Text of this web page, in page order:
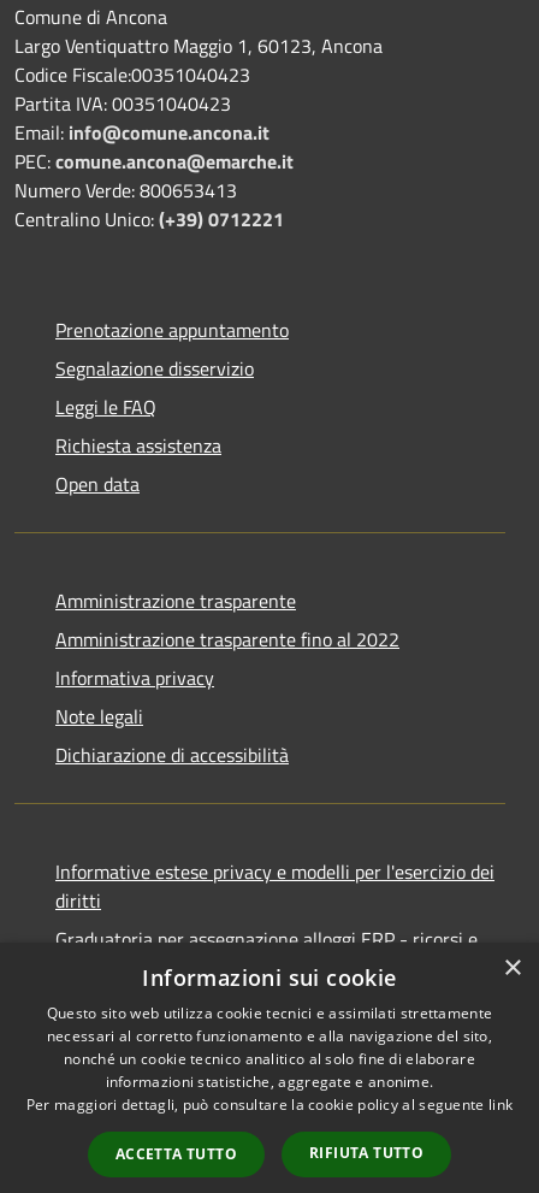
Comune di Ancona
Largo Ventiquattro Maggio 1, 60123, Ancona
Codice Fiscale:00351040423
Partita IVA: 00351040423
Email: info@comune.ancona.it
PEC:comune.ancona@emarche.it
Numero Verde: 800653413
Centralino Unico:(+39) 0712221
Prenotazione appuntamento
Segnalazione disservizio
Leggi le FAQ
Richiesta assistenza
Open data
Amministrazione trasparente
Amministrazione trasparente fino al 2022
Informativa privacy
Note legali
Dichiarazione di accessibilità
Informative estese privacy e modelli per l'esercizio dei
diritti
Graduatoria per assegnazione alloggi ERP - ricorsi e
Accessibilità
Copyright © 2026 • Comune di
Ancona • Powered by
Municipium•
Accesso
redazione
×
Informazioni sui cookie
Questo sito web utilizza cookie tecnici e assimilati strettamente
necessari al corretto funzionamento e alla navigazione del sito,
nonché un cookie tecnico analitico al solo fine di elaborare
informazioni statistiche, aggregate e anonime.
Per maggiori dettagli, può consultare la cookie policy al seguente link
ACCETTA TUTTO RIFIUTA TUTTO